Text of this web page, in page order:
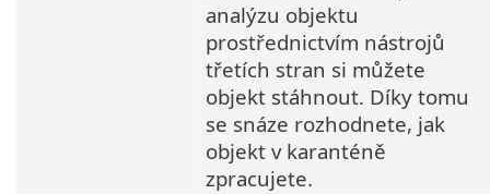
analýzu objektu
prostřednictvím nástrojů
třetích stran si můžete
objekt stáhnout. Díky tomu
se snáze rozhodnete, jak
objekt v karanténě
zpracujete.